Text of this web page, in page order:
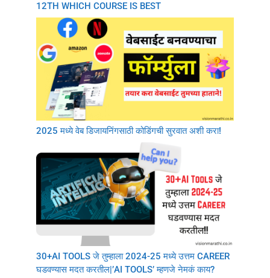
12TH WHICH COURSE IS BEST
2025 मध्ये वेब डिजायनिंगसाठी कोडिंगची सुरवात अशी करा!
30+AI TOOLS जे तुम्हाला 2024-25 मध्ये उत्तम CAREER
घडवण्यास मदत करतील|’AI TOOLS’ म्हणजे नेमकं काय?